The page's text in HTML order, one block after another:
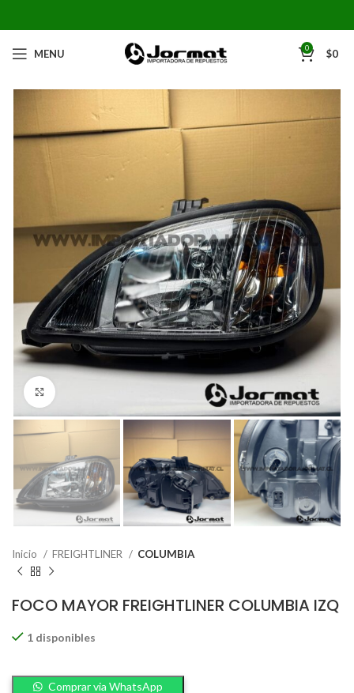
MENU 0 $0
Inicio FREIGHTLINER COLUMBIA
FOCO MAYOR FREIGHTLINER COLUMBIA IZQ
1 disponibles
Comprar via WhatsApp